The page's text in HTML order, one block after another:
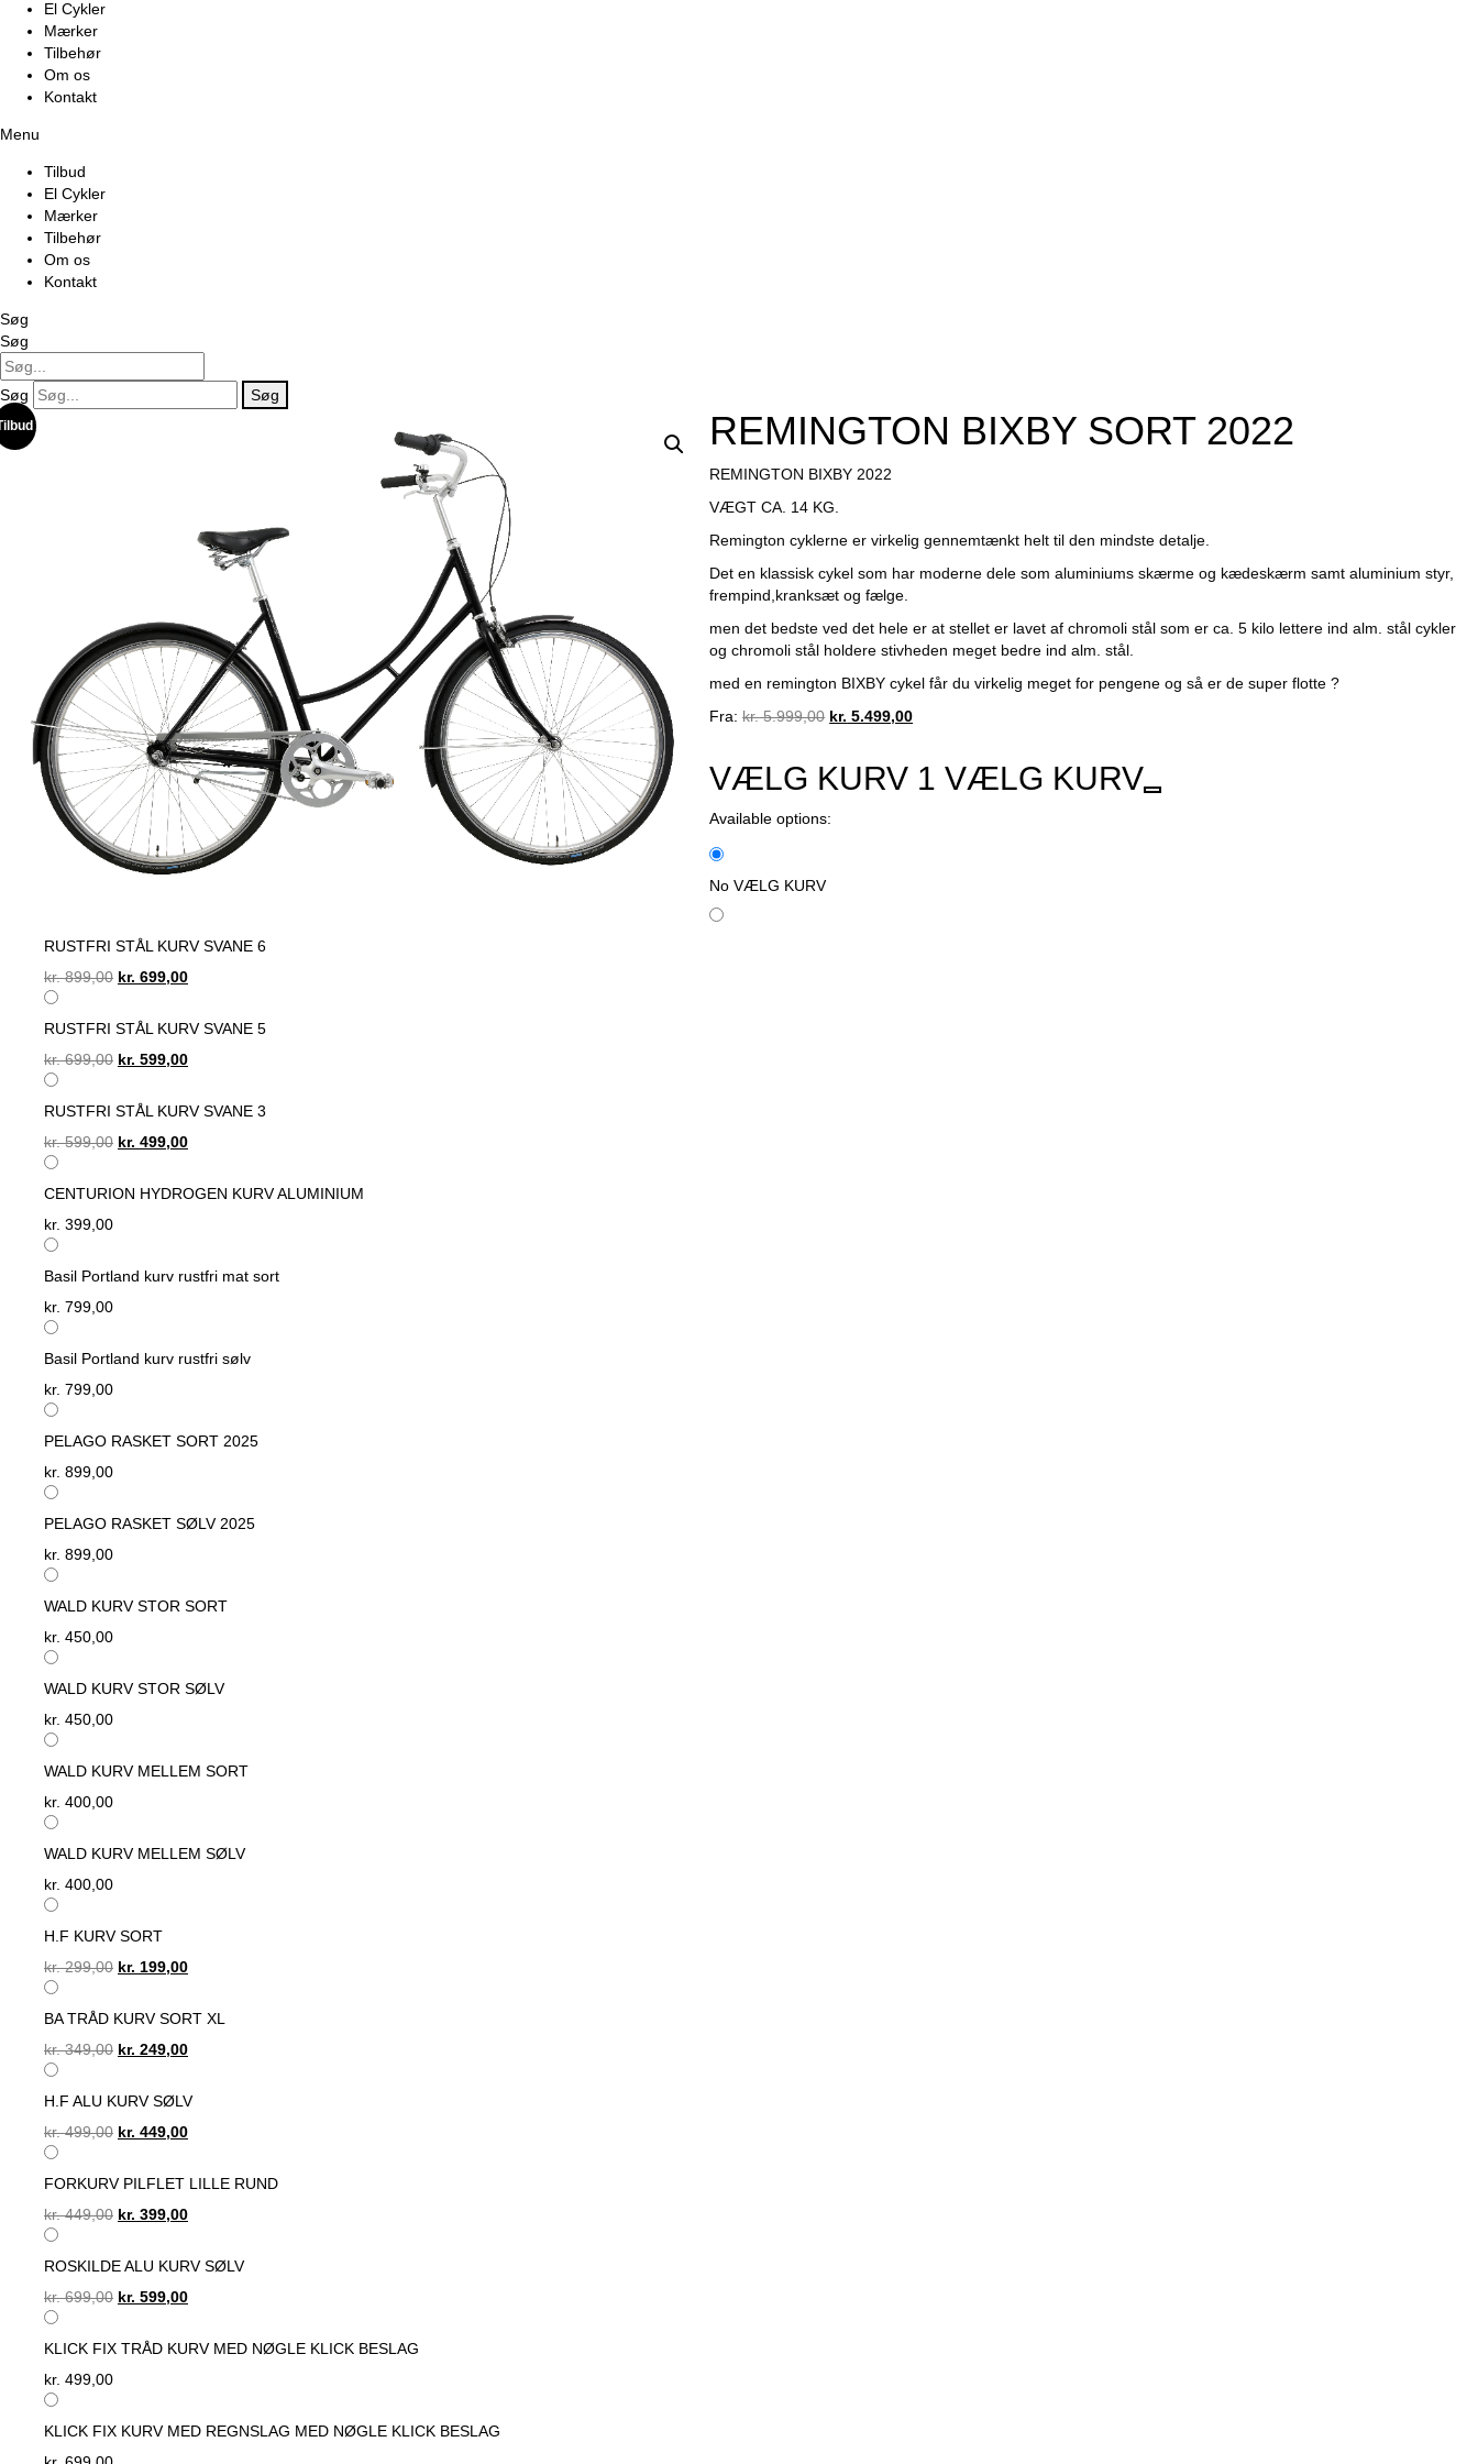
El Cykler
Mærker
Tilbehør
Om os
Kontakt
Menu
Tilbud
El Cykler
Mærker
Tilbehør
Om os
Kontakt
Søg
Søg
Søg Søg
REMINGTON BIXBY SORT 2022
REMINGTON BIXBY 2022
VÆGT CA. 14 KG.
Remington cyklerne er virkelig gennemtænkt helt til den mindste detalje.
Det en klassisk cykel som har moderne dele som aluminiums skærme og kædeskærm samt aluminium styr,
frempind,kranksæt og fælge.
men det bedste ved det hele er at stellet er lavet af chromoli stål som er ca. 5 kilo lettere ind alm. stål cykler
og chromoli stål holdere stivheden meget bedre ind alm. stål.
med en remington BIXBY cykel får du virkelig meget for pengene og så er de super flotte ?
Fra:kr.5.999,00 Original
kr. 5.999,00.
kr. 5.499,00Current
kr. 5.499,00.
VÆLG KURV 1 VÆLG KURV
Available options:
No VÆLG KURV
RUSTFRI STÅL KURV SVANE 6
kr.899,00 Original
was:
kr. 699,00Current
is:
RUSTFRI STÅL KURV SVANE 5
kr.699,00 Original
was:
kr. 599,00Current
is:
RUSTFRI STÅL KURV SVANE 3
kr.599,00 Original
was:
kr. 499,00Current
is:
CENTURION HYDROGEN KURV ALUMINIUM
kr. 399,00
Basil Portland kurv rustfri mat sort
kr. 799,00
Basil Portland kurv rustfri sølv
kr. 799,00
PELAGO RASKET SORT 2025
kr. 899,00
PELAGO RASKET SØLV 2025
kr. 899,00
WALD KURV STOR SORT
kr. 450,00
WALD KURV STOR SØLV
kr. 450,00
WALD KURV MELLEM SORT
kr. 400,00
WALD KURV MELLEM SØLV
kr. 400,00
H.F KURV SORT
kr.299,00 Original
was:
kr. 199,00Current
is:
BA TRÅD KURV SORT XL
kr.349,00 Original
was:
kr. 249,00Current
is:
H.F ALU KURV SØLV
kr.499,00 Original
was:
kr. 449,00Current
is:
FORKURV PILFLET LILLE RUND
kr.449,00 Original
was:
kr. 399,00Current
is:
ROSKILDE ALU KURV SØLV
kr.699,00 Original
was:
kr. 599,00Current
is:
KLICK FIX TRÅD KURV MED NØGLE KLICK BESLAG
kr. 499,00
KLICK FIX KURV MED REGNSLAG MED NØGLE KLICK BESLAG